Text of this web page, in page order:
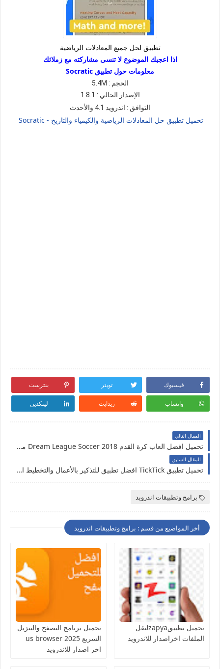
تطبيق لحل جميع المعادلات الرياضية
اذا اعجبك الموضوع لا تنسى مشاركته مع زملائك
معلومات حول تطبيق Socratic
الحجم : 5.4M
الإصدار الحالي : 1.8.1
التوافق : اندرويد 4.1 والأحدث
تحميل تطبيق حل المعادلات الرياضية والكيمياء والتاريخ - Socratic
فيسبوك تويتر بنترست
واتساب ريدايت لينكدين
المقال التالي
تحميل افضل العاب كرة القدم 2018 Dream League Soccer مجانا للاندرويد
المقال السابق
تحميل تطبيق TickTick افضل تطبيق للتذكير بالأعمال والتخطيط اليومي
برامج وتطبيقات اندرويد
أخر المواضيع من قسم : برامج وتطبيقات اندرويد
تحميل تطبيقzapyaلنقل
الملفات اخراصدار للاندرويد
تحميل برنامج التصفح والتنزيل
السريع us browser 2025
اخر اصدار للاندرويد